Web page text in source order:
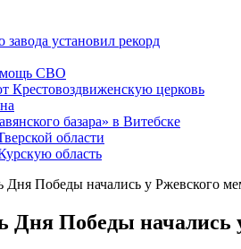
установил рекорд
СВО
Крестовоздвиженскую церковь
базара» в Витебске
области
область
Дня Победы начались у Ржевского
Дня Победы